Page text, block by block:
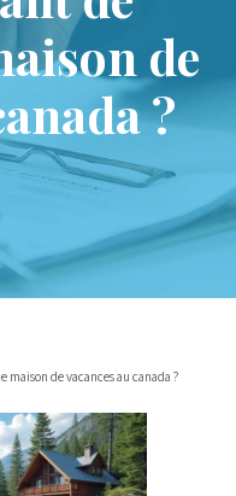
de
?
de vacances au canada ?